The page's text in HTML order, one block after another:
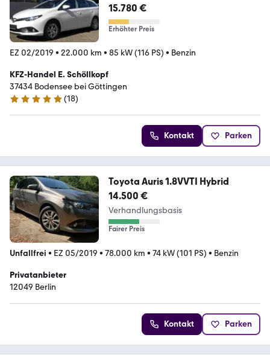
15.780 €
Erhöhter Preis
EZ 02/2019 • 22.000 km • 85 kW (116 PS) • Benzin
KFZ-Handel E. Schöllkopf
37434 Bodensee bei Göttingen
5 Sterne
(18)
Kontakt Parken
Toyota Auris 1.8VVTI Hybrid
14.500 €
Verhandlungsbasis
Fairer Preis
Unfallfrei • EZ 05/2019 • 78.000 km • 74 kW (101 PS) • Benzin
Privatanbieter
12049 Berlin
Kontakt Parken